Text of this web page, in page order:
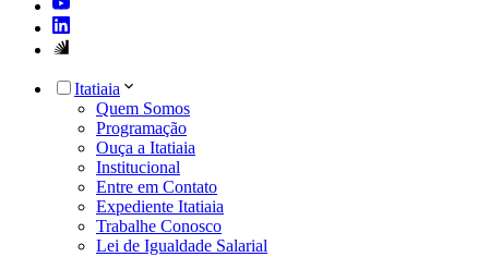
Itatiaia
Quem Somos
Programação
Ouça a Itatiaia
Institucional
Entre em Contato
Expediente Itatiaia
Trabalhe Conosco
Lei de Igualdade Salarial